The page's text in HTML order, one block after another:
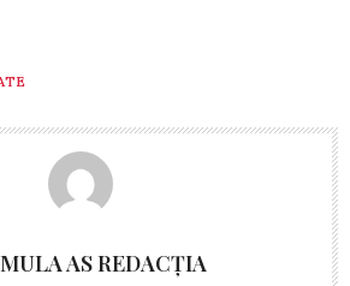
AS REDACȚIA